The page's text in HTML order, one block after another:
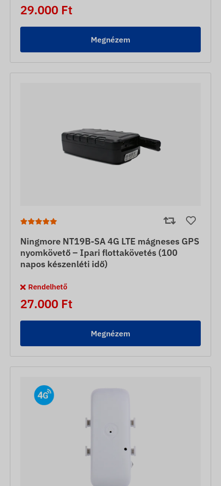
29.000 Ft
Megnézem
Ningmore NT19B-SA 4G LTE mágneses GPS
nyomkövető – Ipari flottakövetés (100
napos készenléti idő)
Rendelhető
27.000 Ft
Megnézem